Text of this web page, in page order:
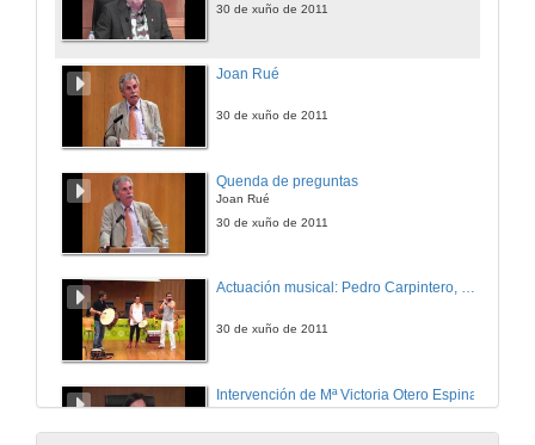
30 de xuño de 2011
Joan Rué
30 de xuño de 2011
Quenda de preguntas
Joan Rué
30 de xuño de 2011
Actuación musical: Pedro Carpintero, Rosa Sánchez e Gustavo Couto
30 de xuño de 2011
Intervención de Mª Victoria Otero Espinar
1 de xul. de 2011